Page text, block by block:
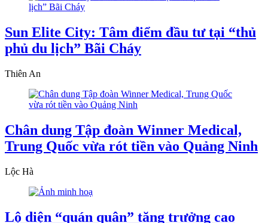
Sun Elite City: Tâm điểm đầu tư tại “thủ
phủ du lịch” Bãi Cháy
Thiên An
Chân dung Tập đoàn Winner Medical,
Trung Quốc vừa rót tiền vào Quảng Ninh
Lộc Hà
Lộ diện “quán quân” tăng trưởng cao